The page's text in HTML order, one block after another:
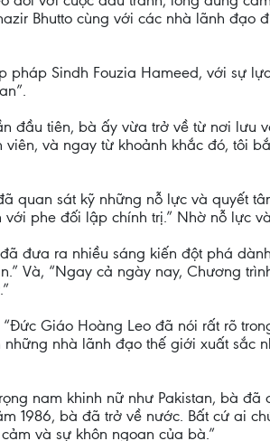
Bhutto cùng với các nhà lãnh
pháp Sindh Fouzia Hameed, với sự
đầu tiên, bà ấy vừa trở về từ nơi
viên, và ngay từ khoảnh khắc đó, tôi
quan sát kỹ những nỗ lực và quyết
phe đối lập chính trị.” Nhờ nỗ lực
đưa ra nhiều sáng kiến đột phá
Và, “Ngay cả ngày nay, Chương
Giáo Hoàng Leo đã nói rất rõ
nhà lãnh đạo thế giới xuất sắc
nam khinh nữ như Pakistan, bà
1986, bà đã trở về nước. Bất cứ ai
và sự khôn ngoan của bà.”